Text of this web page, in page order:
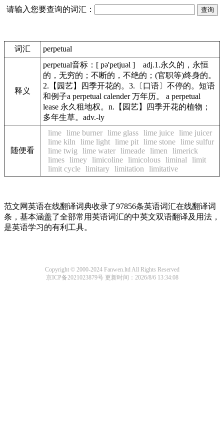
请输入您要查询的词汇：
词汇 perpetual
释义
perpetual音标：[ pə'petjuəl ] adj.1.永久的，永恒
的，无穷的；不断的，不绝的；(官职等)终身的。
2.【园艺】四季开花的。3.〔口语〕不停的。短语
和例子a perpetual calender 万年历。 a perpetual
lease 永久租地权。n.【园艺】四季开花的植物；
多年生草。adv.-ly
随便看
lime lime burner lime glass lime juice lime juicer
lime kiln
lime light lime pit lime stone lime sulfur
lime twig
lime water limeade limen
limerick
limes limey limicoline limicolous liminal
limit
limit cycle limitary limitation limitative
范文网英语在线翻译词典收录了97856条英语词汇在线翻译词
条，基本涵盖了全部常用英语词汇的中英文双语翻译及用法，
是英语学习的有利工具。
Copyright © 2000-2024 Fanwen.ltd All Rights Reserved
京ICP备2021023879号更新时间：2026/8/6 13:34:08